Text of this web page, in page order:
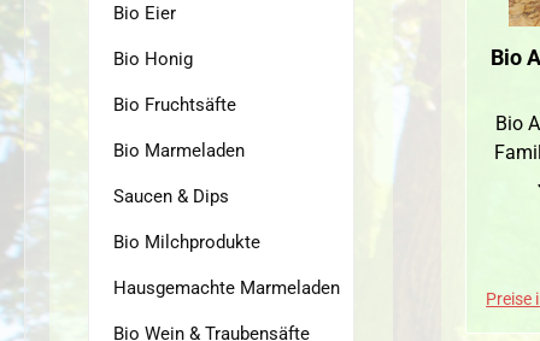
Bio Eier
Bio Honig
Bio Fruchtsäfte
Bio Marmeladen
Saucen & Dips
Bio Milchprodukte
Hausgemachte Marmeladen
Bio Wein & Traubensäfte
Bio
Bio
Familie
Preise